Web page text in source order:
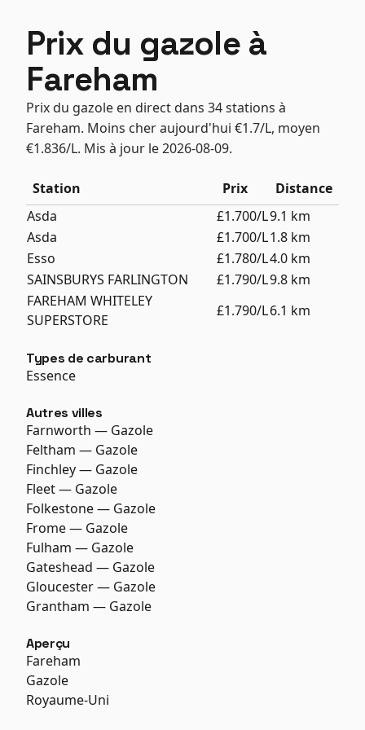
Prix du gazole à
Fareham
Prix du gazole en direct dans 34 stations à
Fareham. Moins cher aujourd'hui €1.7/L, moyen
€1.836/L. Mis à jour le 2026-08-09.
Station Prix
Distance
Asda
£1.700/L9.1 km
Asda
£1.700/L1.8 km
Esso
£1.780/L4.0 km
SAINSBURYS FARLINGTON
£1.790/L9.8 km
FAREHAM WHITELEY
SUPERSTORE
£1.790/L6.1 km
Types de carburant
Essence
Autres villes
Farnworth — Gazole
Feltham — Gazole
Finchley — Gazole
Fleet — Gazole
Folkestone — Gazole
Frome — Gazole
Fulham — Gazole
Gateshead — Gazole
Gloucester — Gazole
Grantham — Gazole
Aperçu
Fareham
Gazole
Royaume-Uni